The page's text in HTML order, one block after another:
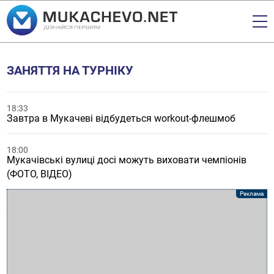
ЗАНЯТТЯ НА ТУРНІКУ
18:33
Завтра в Мукачеві відбудеться workout-флешмоб
18:00
Мукачівські вулиці досі можуть виховати чемпіонів
(ФОТО, ВІДЕО)